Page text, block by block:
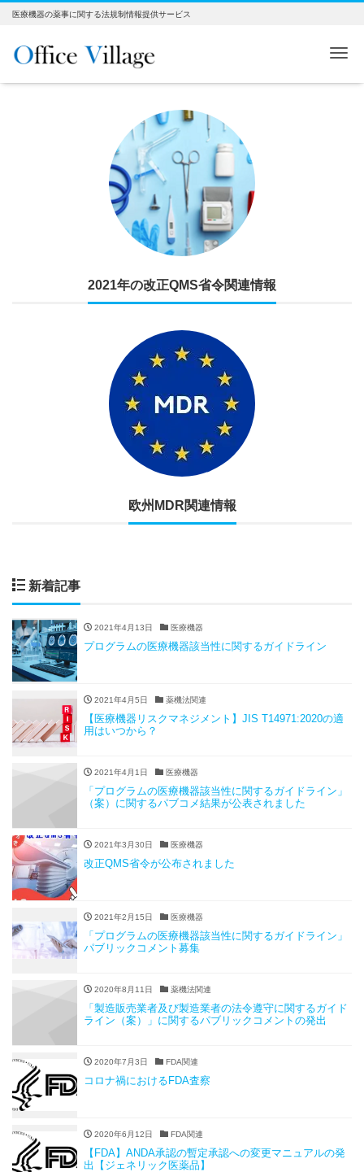
医療機器の薬事に関する法規制情報提供サービス
2021年の改正QMS省令関連情報
欧州MDR関連情報
新着記事
2021年4月13日 医療機器
プログラムの医療機器該当性に関するガイドライン
2021年4月5日 薬機法関連
【医療機器リスクマネジメント】JIS T14971:2020の適
用はいつから？
2021年4月1日 医療機器
「プログラムの医療機器該当性に関するガイドライン」
（案）に関するパブコメ結果が公表されました
2021年3月30日 医療機器
改正QMS省令が公布されました
2021年2月15日 医療機器
「プログラムの医療機器該当性に関するガイドライン」
パブリックコメント募集
2020年8月11日 薬機法関連
「製造販売業者及び製造業者の法令遵守に関するガイド
ライン（案）」に関するパブリックコメントの発出
2020年7月3日 FDA関連
コロナ禍におけるFDA査察
2020年6月12日 FDA関連
【FDA】ANDA承認の暫定承認への変更マニュアルの発
出【ジェネリック医薬品】